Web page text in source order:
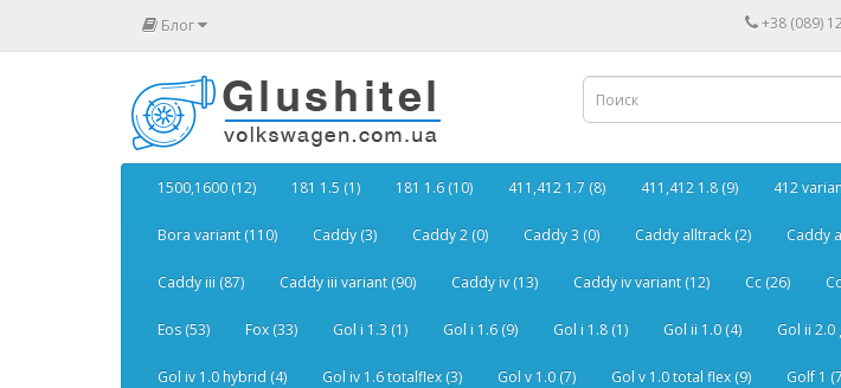
Блог +38 (089)
1500,1600 (12) 181 1.5 (1) 181 1.6 (10) 411,412 1.7 (8) 411,412 1.8 (9) 412
Bora variant (110) Caddy (3) Caddy 2 (0) Caddy 3 (0) Caddy alltrack (2) Caddy
Caddy iii (87) Caddy iii variant (90) Caddy iv (13) Caddy iv variant (12) Cc (26)
Eos (53) Fox (33) Gol i 1.3 (1) Gol i 1.6 (9) Gol i 1.8 (1) Gol ii 1.0 (4) Gol ii 2.0
Gol iv 1.0 hybrid (4) Gol iv 1.6 totalflex (3) Gol v 1.0 (7) Gol v 1.0 total flex (9) Golf 1